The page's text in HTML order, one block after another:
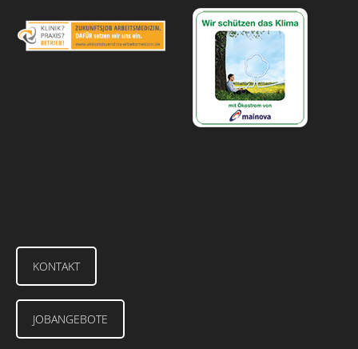
KONTAKT
JOBANGEBOTE